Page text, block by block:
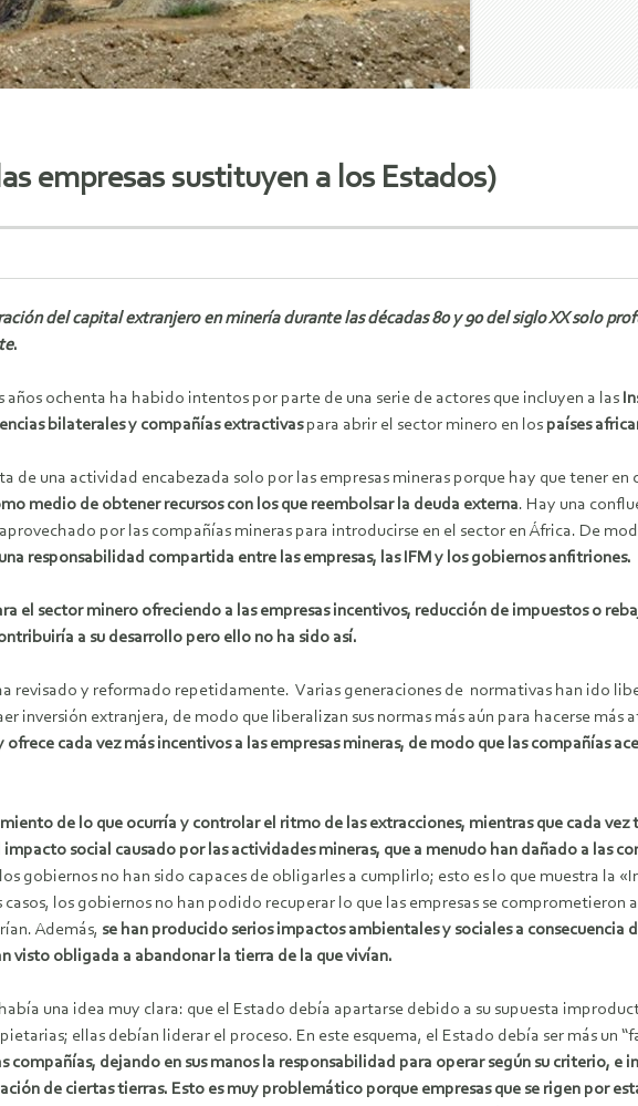
empresas sustituyen a los Estados)
del capital extranjero en minería durante las décadas 80 y 90 del siglo XX solo
.
años ochenta ha habido intentos por parte de una serie de actores que incluyen a las
bilaterales y compañías extractivaspara abrir el sector minero en los países
de una actividad encabezada solo por las empresas mineras porque hay que tener en
medio de obtener recursos con los que reembolsar la deuda externa. Hay una
por las compañías mineras para introducirse en el sector en África. De
responsabilidad compartida entre las empresas, las IFM y los gobiernos anfitriones.
el sector minero ofreciendo a las empresas incentivos, reducción de impuestos o
a su desarrollo pero ello no ha sido así.
revisado y reformado repetidamente. Varias generaciones de normativas han ido
inversión extranjera, de modo que liberalizan sus normas más aún para hacerse más
cada vez más incentivos a las empresas mineras, de modo que las compañías
de lo que ocurría y controlar el ritmo de las extracciones, mientras que cada
social causado por las actividades mineras, que a menudo han dañado a las
gobiernos no han sido capaces de obligarles a cumplirlo; esto es lo que muestra la
los gobiernos no han podido recuperar lo que las empresas se comprometieron
Además, se han producido serios impactos ambientales y sociales a
visto obligada a abandonar la tierra de la que vivían.
una idea muy clara: que el Estado debía apartarse debido a su supuesta
ellas debían liderar el proceso. En este esquema, el Estado debía ser más un
compañías, dejando en sus manos la responsabilidad para operar según su criterio, e
de ciertas tierras. Esto es muy problemático porque empresas que se rigen por